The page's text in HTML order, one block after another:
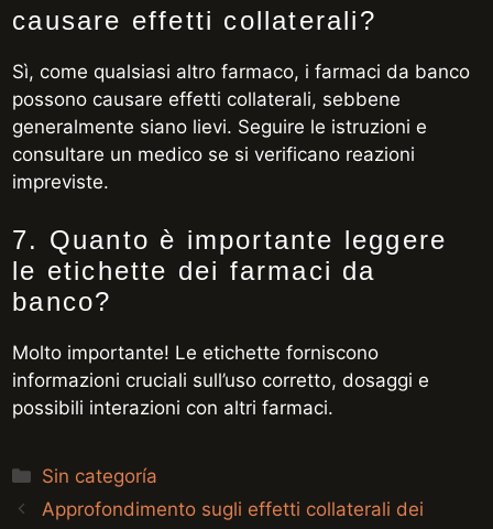
causare effetti collaterali?
Sì, come qualsiasi altro farmaco, i farmaci da banco
possono causare effetti collaterali, sebbene
generalmente siano lievi. Seguire le istruzioni e
consultare un medico se si verificano reazioni
impreviste.
7. Quanto è importante leggere
le etichette dei farmaci da
banco?
Molto importante! Le etichette forniscono
informazioni cruciali sull’uso corretto, dosaggi e
possibili interazioni con altri farmaci.
Categorías
Sin categoría
Approfondimento sugli effetti collaterali dei